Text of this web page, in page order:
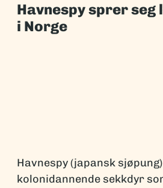
Havnespy sprer seg
i Norge
Havnespy (japansk
kolonidannende sekkdyr